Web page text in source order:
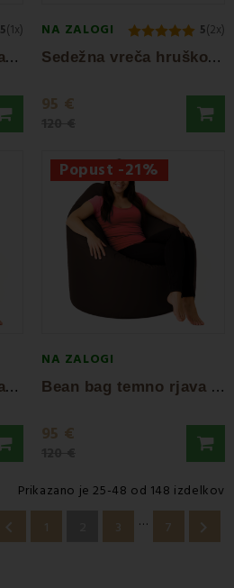
5(1x)
S
edežna vreča hruškasto vijolična EMI
NA ZALOGI 5(2x)
S
edežna vreča hruško modra EMI
95 €
S
edežna vreča hruškasto rdeča EMI
Popust -21%
NA ZALOGI
B
ean bag temno rjava hruška EMI
95 €
Prikazano je 25-48 od 148 izdelkov
 1 3 … 7 